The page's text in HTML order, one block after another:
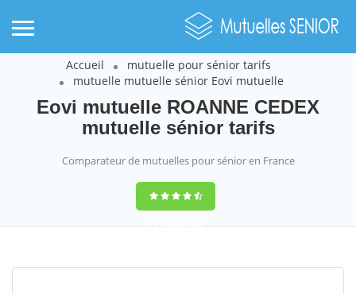
Accueil
mutuelle pour sénior tarifs
mutuelle mutuelle sénior Eovi mutuelle
Eovi mutuelle ROANNE CEDEX
mutuelle sénior tarifs
Comparateur de mutuelles pour sénior en France
9,2(100%)452